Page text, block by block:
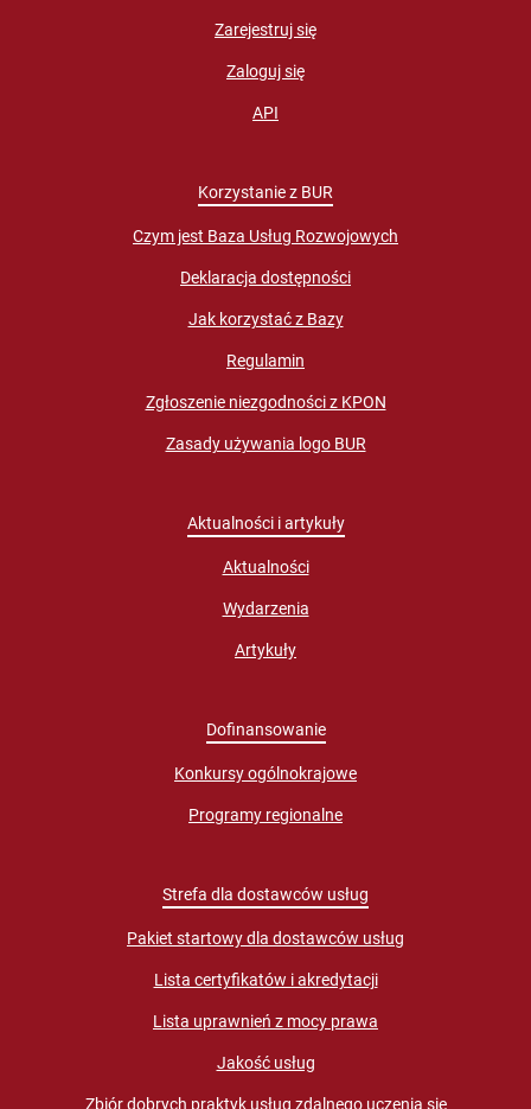
Zarejestruj się
Zaloguj się
API
Korzystanie z BUR
Czym jest Baza Usług Rozwojowych
Deklaracja dostępności
Jak korzystać z Bazy
Regulamin
Zgłoszenie niezgodności z KPON
Zasady używania logo BUR
Aktualności i artykuły
Aktualności
Wydarzenia
Artykuły
Dofinansowanie
Konkursy ogólnokrajowe
Programy regionalne
Strefa dla dostawców usług
Pakiet startowy dla dostawców usług
Lista certyfikatów i akredytacji
Lista uprawnień z mocy prawa
Jakość usług
Zbiór dobrych praktyk usług zdalnego uczenia się